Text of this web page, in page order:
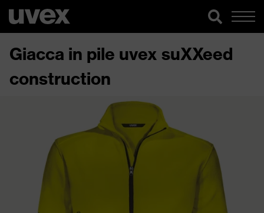
Giacca in pile uvex suXXeed
construction